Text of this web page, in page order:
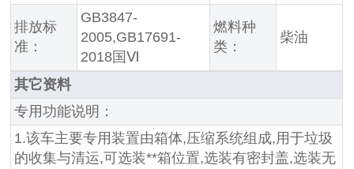
排放标
准：
GB3847-
2005,GB17691-
2018国Ⅵ
燃料种
类：
柴油
其它资料
专用功能说明：
1.该车主要专用装置由箱体,压缩系统组成,用于垃圾
的收集与清运,可选装**箱位置,选装有密封盖,选装无